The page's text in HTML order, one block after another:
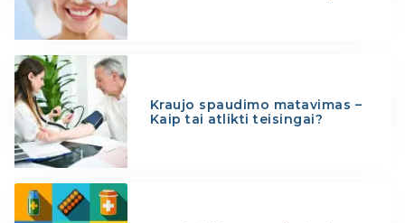
Kraujo spaudimo matavimas –
Kaip tai atlikti teisingai?